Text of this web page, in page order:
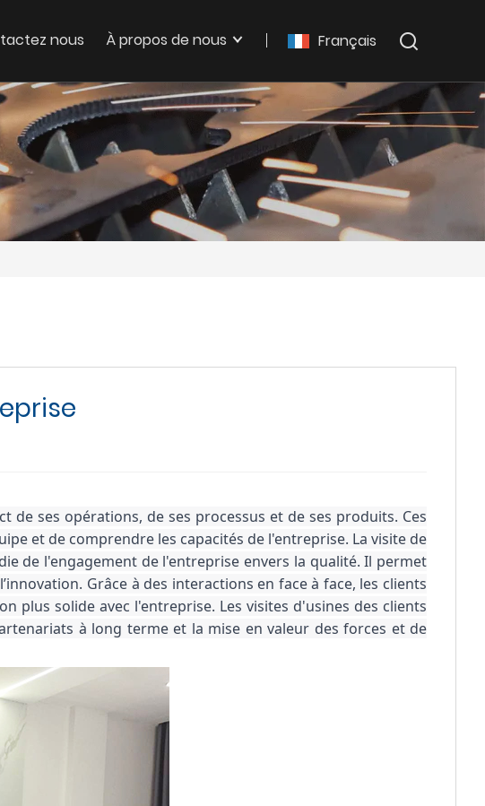
Français
nous À propos de nous
ses opérations, de ses processus et de ses produits. Ces
et de comprendre les capacités de l'entreprise. La visite de
de l'engagement de l'entreprise envers la qualité. Il permet
Grâce à des interactions en face à face, les clients
plus solide avec l'entreprise. Les visites d'usines des clients
à long terme et la mise en valeur des forces et de